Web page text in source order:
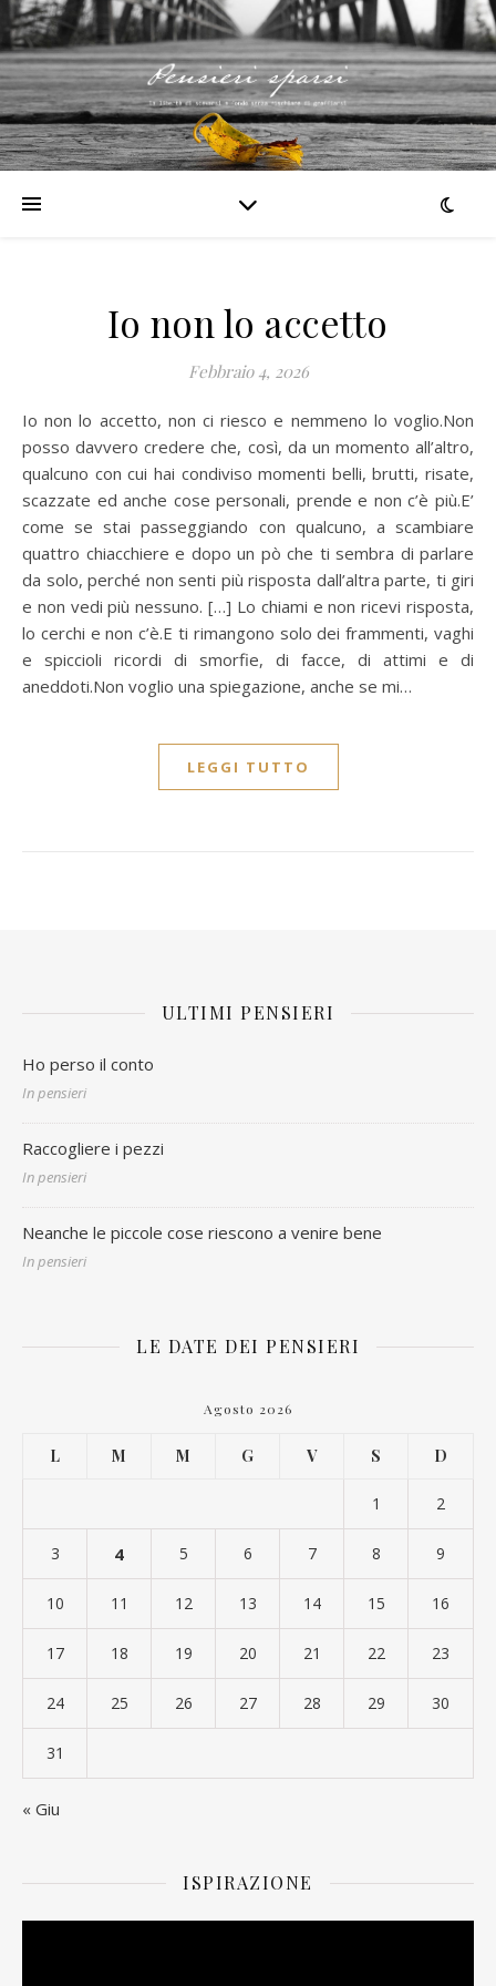
Io non lo accetto
Febbraio 4, 2026
Io non lo accetto, non ci riesco e nemmeno lo voglio.Non
posso davvero credere che, così, da un momento all’altro,
qualcuno con cui hai condiviso momenti belli, brutti, risate,
scazzate ed anche cose personali, prende e non c’è più.E’
come se stai passeggiando con qualcuno, a scambiare
quattro chiacchiere e dopo un pò che ti sembra di parlare
da solo, perché non senti più risposta dall’altra parte, ti giri
e non vedi più nessuno. […] Lo chiami e non ricevi risposta,
lo cerchi e non c’è.E ti rimangono solo dei frammenti, vaghi
e spiccioli ricordi di smorfie, di facce, di attimi e di
aneddoti.Non voglio una spiegazione, anche se mi…
LEGGI TUTTO
ULTIMI PENSIERI
Ho perso il conto
In pensieri
Raccogliere i pezzi
In pensieri
Neanche le piccole cose riescono a venire bene
In pensieri
LE DATE DEI PENSIERI
Agosto 2026
L M M G V S D
1 2
3 4 5 6 7 8 9
10 11 12 13 14 15 16
17 18 19 20 21 22 23
24 25 26 27 28 29 30
31
« Giu
ISPIRAZIONE